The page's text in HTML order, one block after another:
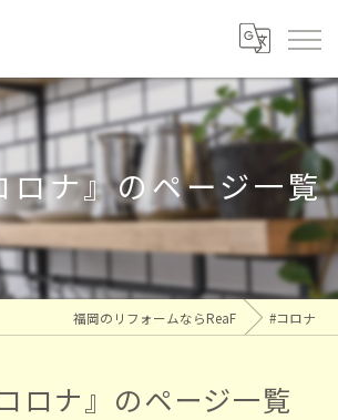
ロナ』のページ一覧
福岡のリフォームならReaF #コロナ
ロナ』のページ一覧